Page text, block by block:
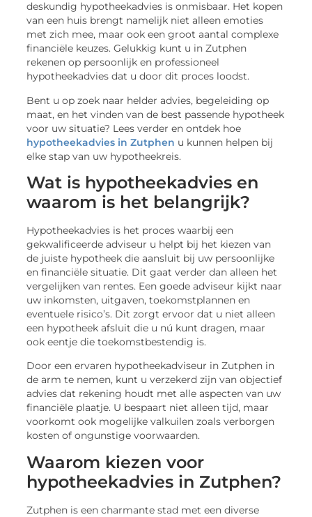
deskundig hypotheekadvies is onmisbaar. Het kopen
van een huis brengt namelijk niet alleen emoties
met zich mee, maar ook een groot aantal complexe
financiële keuzes. Gelukkig kunt u in Zutphen
rekenen op persoonlijk en professioneel
hypotheekadvies dat u door dit proces loodst.
Bent u op zoek naar helder advies, begeleiding op
maat, en het vinden van de best passende hypotheek
voor uw situatie? Lees verder en ontdek hoe
hypotheekadvies in Zutphen u kunnen helpen bij
elke stap van uw hypotheekreis.
Wat is hypotheekadvies en
waarom is het belangrijk?
Hypotheekadvies is het proces waarbij een
gekwalificeerde adviseur u helpt bij het kiezen van
de juiste hypotheek die aansluit bij uw persoonlijke
en financiële situatie. Dit gaat verder dan alleen het
vergelijken van rentes. Een goede adviseur kijkt naar
uw inkomsten, uitgaven, toekomstplannen en
eventuele risico’s. Dit zorgt ervoor dat u niet alleen
een hypotheek afsluit die u nú kunt dragen, maar
ook eentje die toekomstbestendig is.
Door een ervaren hypotheekadviseur in Zutphen in
de arm te nemen, kunt u verzekerd zijn van objectief
advies dat rekening houdt met alle aspecten van uw
financiële plaatje. U bespaart niet alleen tijd, maar
voorkomt ook mogelijke valkuilen zoals verborgen
kosten of ongunstige voorwaarden.
Waarom kiezen voor
hypotheekadvies in Zutphen?
Zutphen is een charmante stad met een diverse